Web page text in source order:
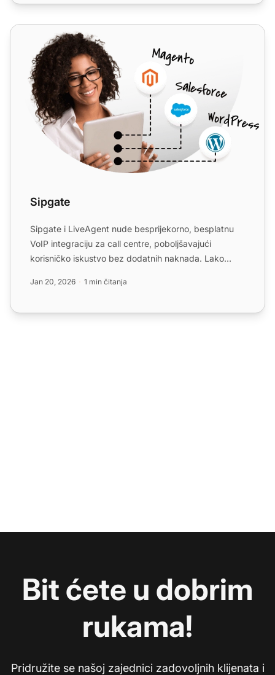
Sipgate
Sipgate
Sipgate i LiveAgent nude besprijekorno, besplatnu
VoIP integraciju za call centre, poboljšavajući
korisničko iskustvo bez dodatnih naknada. Lako
Jan 20, 2026 1 min čitanja
Bit ćete u dobrim
rukama!
Pridružite se našoj zajednici zadovoljnih klijenata i